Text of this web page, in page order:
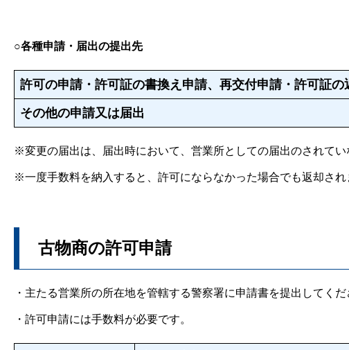
○各種申請・届出の提出先
各種申請・届出の提出先
許可の申請・許可証の書換え申請、再交付申請・許可証の
その他の申請又は届出
※変更の届出は、届出時において、営業所としての届出のされて
※一度手数料を納入すると、許可にならなかった場合でも返却さ
古物商の許可申請
・主たる営業所の所在地を管轄する警察署に申請書を提出してくだ
・許可申請には手数料が必要です。
許可申請